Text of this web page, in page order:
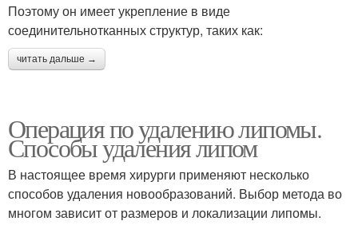
Поэтому он имеет укрепление в виде
соединительнотканных структур, таких как:
читать дальше →
Операция по удалению липомы.
Способы удаления липом
В настоящее время хирурги применяют несколько
способов удаления новообразований. Выбор метода во
многом зависит от размеров и локализации липомы.